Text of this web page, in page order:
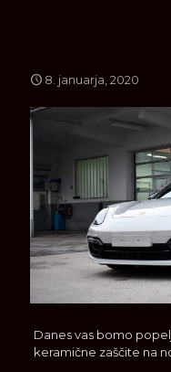
8. januarja, 2020
Danes vas bomo
keramične zaščite na